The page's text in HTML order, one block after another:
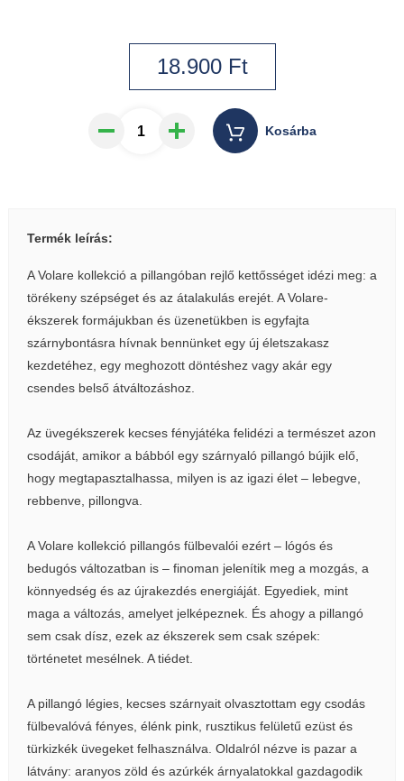
18.900Ft
Kosárba
Termék leírás:
A Volare kollekció a pillangóban rejlő kettősséget idézi meg: a
törékeny szépséget és az átalakulás erejét. A Volare-
ékszerek formájukban és üzenetükben is egyfajta
szárnybontásra hívnak bennünket egy új életszakasz
kezdetéhez, egy meghozott döntéshez vagy akár egy
csendes belső átváltozáshoz.
Az üvegékszerek kecses fényjátéka felidézi a természet azon
csodáját, amikor a bábból egy szárnyaló pillangó bújik elő,
hogy megtapasztalhassa, milyen is az igazi élet – lebegve,
rebbenve, pillongva.
A Volare kollekció pillangós fülbevalói ezért – lógós és
bedugós változatban is – finoman jelenítik meg a mozgás, a
könnyedség és az újrakezdés energiáját. Egyediek, mint
maga a változás, amelyet jelképeznek. És ahogy a pillangó
sem csak dísz, ezek az ékszerek sem csak szépek:
történetet mesélnek. A tiédet.
A pillangó légies, kecses szárnyait olvasztottam egy csodás
fülbevalóvá fényes, élénk pink, rusztikus felületű ezüst és
türkizkék üvegeket felhasználva. Oldalról nézve is pazar a
látvány: aranyos zöld és azúrkék árnyalatokkal gazdagodik